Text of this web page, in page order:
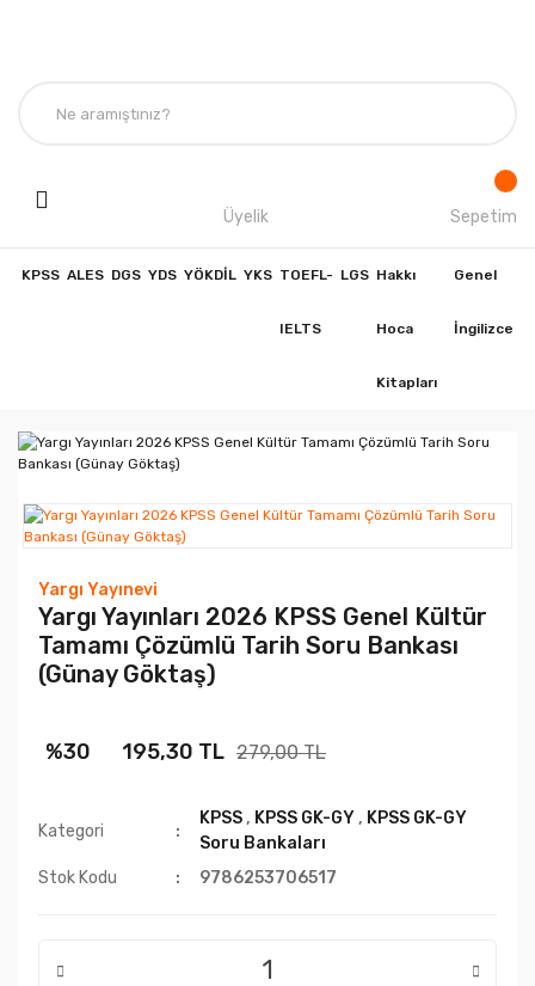
Üyelik Sepetim
KPSS ALES DGS YDS YÖKDİL YKS TOEFL-
IELTS
LGS Hakkı
Hoca
Kitapları
Genel
İngilizce
Yargı Yayınevi
Yargı Yayınları 2026 KPSS Genel Kültür
Tamamı Çözümlü Tarih Soru Bankası
(Günay Göktaş)
%30 195,30 TL 279,00 TL
Kategori
KPSS, KPSS GK-GY, KPSS GK-GY
Soru Bankaları
Stok Kodu
9786253706517